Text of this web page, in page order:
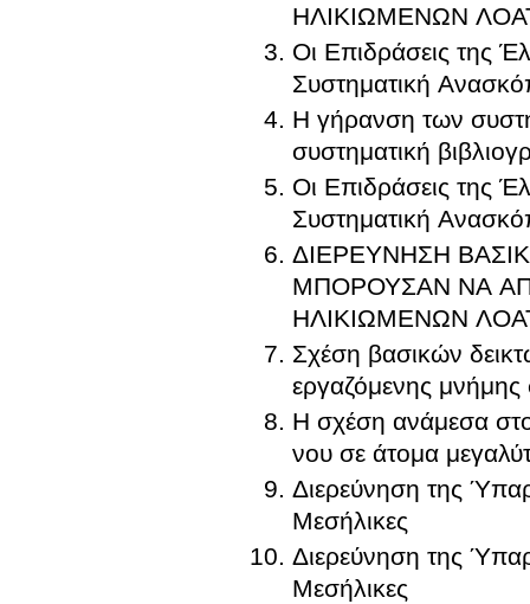
ΗΛΙΚΙΩΜΕΝΩΝ
Οι Επιδράσεις της
Συστηματική
Η γήρανση των
συστηματική
Οι Επιδράσεις της
Συστηματική
ΔΙΕΡΕΥΝΗΣΗ
ΜΠΟΡΟΥΣΑΝ ΝΑ
ΗΛΙΚΙΩΜΕΝΩΝ
Σχέση βασικών
εργαζόμενης μνήμης
Η σχέση ανάμεσα
νου σε άτομα
Διερεύνηση της
Μεσήλικες
Διερεύνηση της
Μεσήλικες